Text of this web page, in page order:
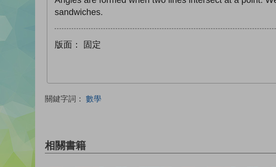
sandwiches.
版面： 固定
關鍵字詞： 數學
相關書籍